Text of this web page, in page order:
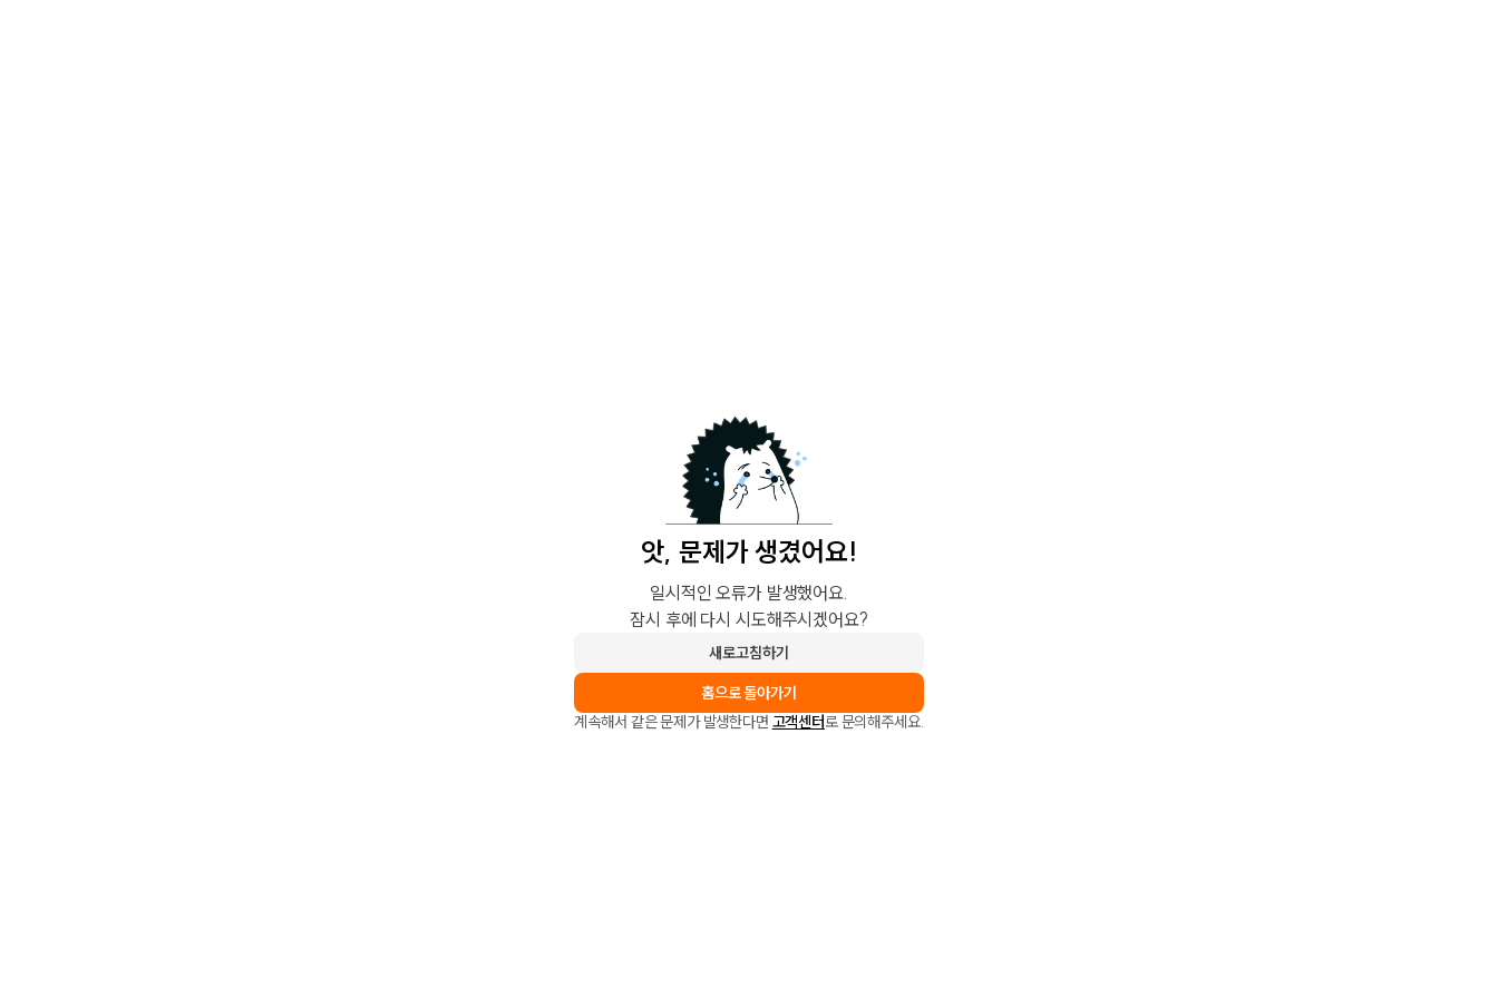
앗, 문제가 생겼어요!
일시적인 오류가 발생했어요.
잠시 후에 다시 시도해주시겠어요?
새로고침하기
홈으로 돌아가기
계속해서 같은 문제가 발생한다면 고객센터로 문의해주세요.